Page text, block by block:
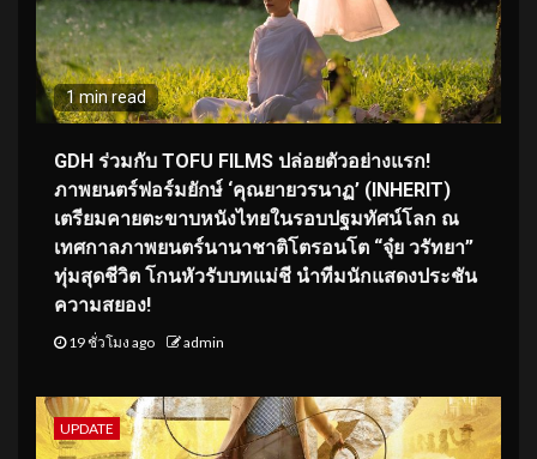
1 min read
GDH ร่วมกับ TOFU FILMS ปล่อยตัวอย่างแรก!
ภาพยนตร์ฟอร์มยักษ์ ‘คุณยายวรนาฏ’ (INHERIT)
เตรียมคายตะขาบหนังไทยในรอบปฐมทัศน์โลก ณ
เทศกาลภาพยนตร์นานาชาติโตรอนโต “จุ๋ย วรัทยา”
ทุ่มสุดชีวิต โกนหัวรับบทแม่ชี นำทีมนักแสดงประชัน
ความสยอง!
19 ชั่วโมง ago admin
UPDATE